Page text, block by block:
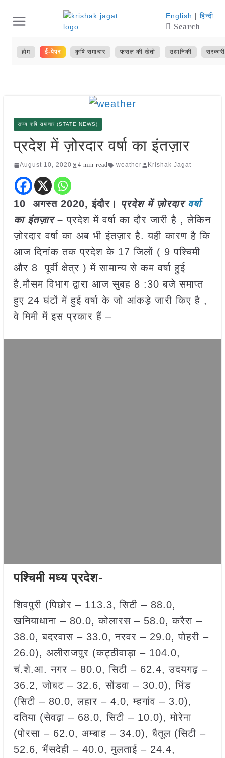
content
English | हिन्दी
Search
होम ई-पेपर कृषि समाचार फसल की खेती उद्यानिकी
राज्य कृषि समाचार (STATE NEWS)
प्रदेश में ज़ोरदार वर्षा का इंतज़ार
August 10, 2020 4 min read weather Krishak Jagat
10 अगस्त 2020, इंदौर। प्रदेश में ज़ोरदार वर्षा
का इंतज़ार– प्रदेश में वर्षा का दौर जारी है , लेकिन
ज़ोरदार वर्षा का अब भी इंतज़ार है. यही कारण है कि
आज दिनांक तक प्रदेश के 17 जिलों ( 9 पश्चिमी
और 8 पूर्वी क्षेत्र ) में सामान्य से कम वर्षा हुई
है.मौसम विभाग द्वारा आज सुबह 8 :30 बजे समाप्त
हुए 24 घंटों में हुई वर्षा के जो आंकड़े जारी किए है ,
वे मिमी में इस प्रकार हैं –
पश्चिमी मध्य प्रदेश-
शिवपुरी (पिछोर – 113.3, सिटी – 88.0,
खनियाधाना – 80.0, कोलारस – 58.0, करैरा –
38.0, बदरवास – 33.0, नरवर – 29.0, पोहरी –
26.0), अलीराजपुर (कट्ठीवाड़ा – 104.0,
चं.शे.आ. नगर – 80.0, सिटी – 62.4, उदयगढ़ –
36.2, जोबट – 32.6, सोंडवा – 30.0), भिंड
(सिटी – 80.0, लहार – 4.0, म्हगांव – 3.0),
दतिया (सेवढ़ा – 68.0, सिटी – 10.0), मोरेना
(पोरसा – 62.0, अम्बाह – 34.0), बैतूल (सिटी –
52.6, भैंसदेही – 40.0, मुलताई – 24.4,